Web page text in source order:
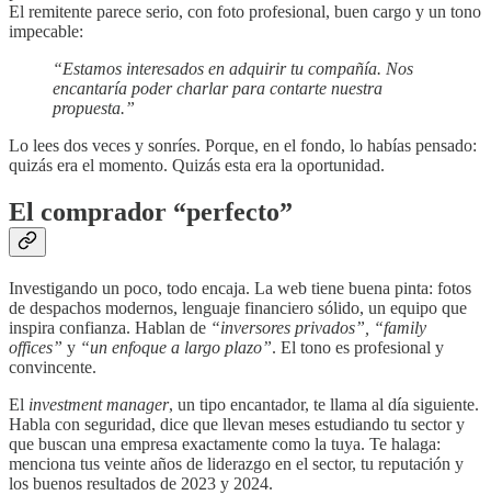
El remitente parece serio, con foto profesional, buen cargo y un tono
impecable:
“Estamos interesados en adquirir tu compañía. Nos
encantaría poder charlar para contarte nuestra
propuesta.”
Lo lees dos veces y sonríes. Porque, en el fondo, lo habías pensado:
quizás era el momento. Quizás esta era la oportunidad.
El comprador “perfecto”
Investigando un poco, todo encaja. La web tiene buena pinta: fotos
de despachos modernos, lenguaje financiero sólido, un equipo que
inspira confianza. Hablan de “inversores privados”, “family
offices” y “un enfoque a largo plazo”. El tono es profesional y
convincente.
El investment manager, un tipo encantador, te llama al día siguiente.
Habla con seguridad, dice que llevan meses estudiando tu sector y
que buscan una empresa exactamente como la tuya. Te halaga:
menciona tus veinte años de liderazgo en el sector, tu reputación y
los buenos resultados de 2023 y 2024.